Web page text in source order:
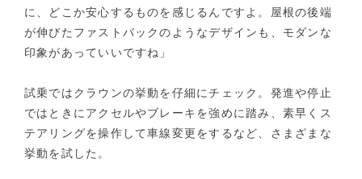
に、どこか安心するものを感じるんですよ。屋根の後端
が伸びたファストバックのようなデザインも、モダンな
印象があっていいですね」
試乗ではクラウンの挙動を仔細にチェック。発進や停止
ではときにアクセルやブレーキを強めに踏み、素早くス
テアリングを操作して車線変更をするなど、さまざまな
挙動を試した。